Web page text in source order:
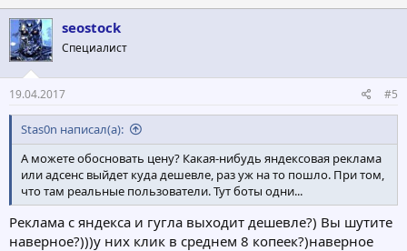
seostock
Специалист
19.04.2017 #5
Stas0n написал(а):
А можете обосновать цену? Какая-нибудь яндексовая реклама
или адсенс выйдет куда дешевле, раз уж на то пошло. При том,
что там реальные пользователи. Тут боты одни...
Реклама с яндекса и гугла выходит дешевле?) Вы шутите
наверное?)))у них клик в среднем 8 копеек?)наверное